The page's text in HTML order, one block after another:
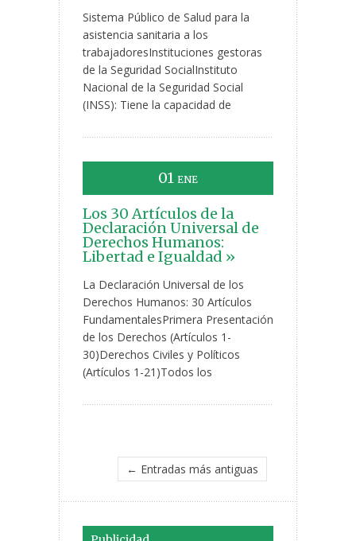
Sistema Público de Salud para la
asistencia sanitaria a los
trabajadoresInstituciones gestoras
de la Seguridad SocialInstituto
Nacional de la Seguridad Social
(INSS): Tiene la capacidad de
01 ENE
Los 30 Artículos de la
Declaración Universal de
Derechos Humanos:
Libertad e Igualdad »
La Declaración Universal de los
Derechos Humanos: 30 Artículos
FundamentalesPrimera Presentación
de los Derechos (Artículos 1-
30)Derechos Civiles y Políticos
(Artículos 1-21)Todos los
← Entradas más antiguas